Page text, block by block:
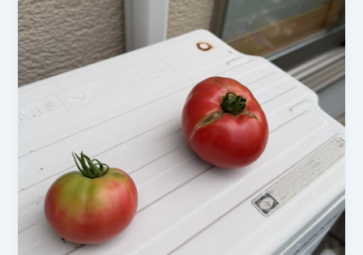
ぎ
成
長
記
テ
ト
ウ
シ
ダ
マ